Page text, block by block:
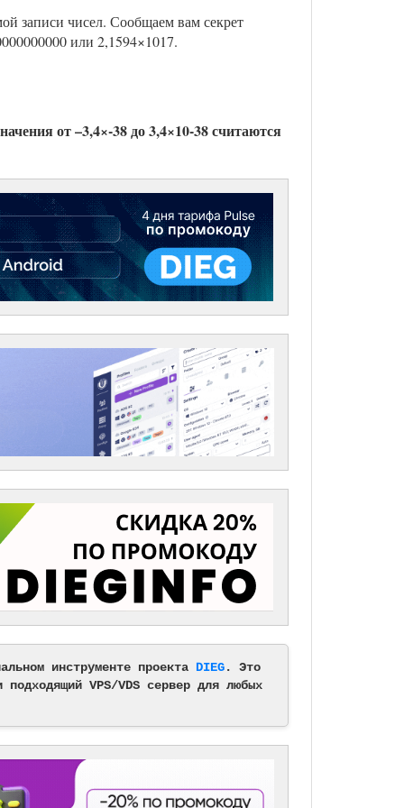
записи чисел. Сообщаем вам секрет
или 2,1594×1017.
от –3,4×-38 до 3,4×10-38 считаются
инструменте проекта DIEG. Это
VPS/VDS сервер для любых